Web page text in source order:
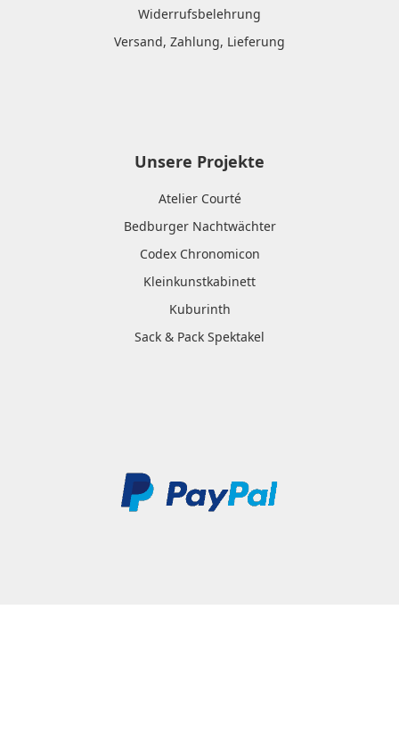
Widerrufsbelehrung
Versand, Zahlung, Lieferung
Unsere Projekte
Atelier Courté
Bedburger Nachtwächter
Codex Chronomicon
Kleinkunstkabinett
Kuburinth
Sack & Pack Spektakel